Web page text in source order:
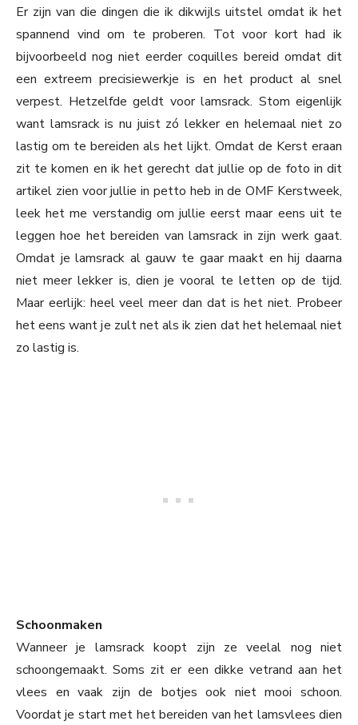
Er zijn van die dingen die ik dikwijls uitstel omdat ik het
spannend vind om te proberen. Tot voor kort had ik
bijvoorbeeld nog niet eerder coquilles bereid omdat dit
een extreem precisiewerkje is en het product al snel
verpest. Hetzelfde geldt voor lamsrack. Stom eigenlijk
want lamsrack is nu juist zó lekker en helemaal niet zo
lastig om te bereiden als het lijkt. Omdat de Kerst eraan
zit te komen en ik het gerecht dat jullie op de foto in dit
artikel zien voor jullie in petto heb in de OMF Kerstweek,
leek het me verstandig om jullie eerst maar eens uit te
leggen hoe het bereiden van lamsrack in zijn werk gaat.
Omdat je lamsrack al gauw te gaar maakt en hij daarna
niet meer lekker is, dien je vooral te letten op de tijd.
Maar eerlijk: heel veel meer dan dat is het niet. Probeer
het eens want je zult net als ik zien dat het helemaal niet
zo lastig is.
Schoonmaken
Wanneer je lamsrack koopt zijn ze veelal nog niet
schoongemaakt. Soms zit er een dikke vetrand aan het
vlees en vaak zijn de botjes ook niet mooi schoon.
Voordat je start met het bereiden van het lamsvlees dien